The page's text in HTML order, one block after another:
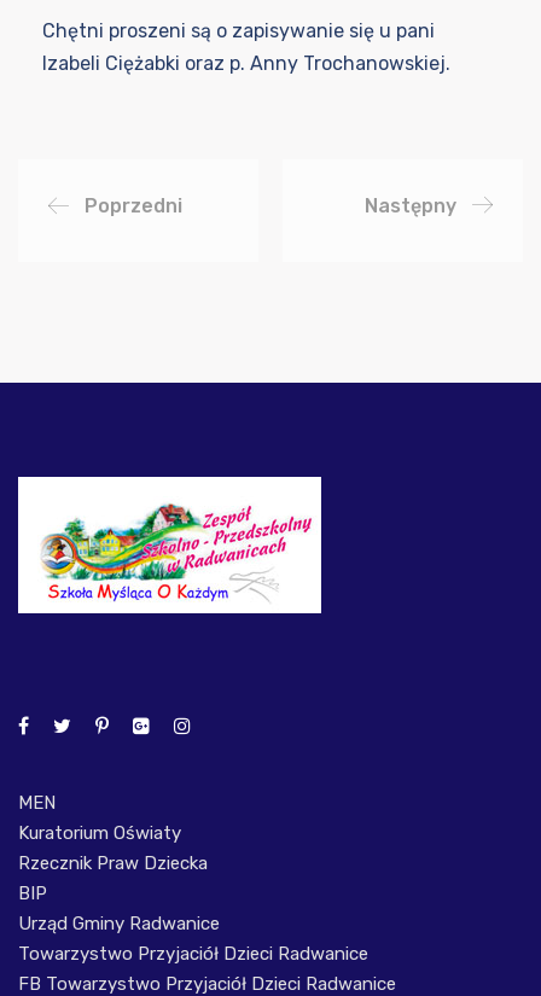
Chętni proszeni są o zapisywanie się u pani
Izabeli Ciężabki oraz p. Anny Trochanowskiej.
Poprzedni Następny
MEN
Kuratorium Oświaty
Rzecznik Praw Dziecka
BIP
Urząd Gminy Radwanice
Towarzystwo Przyjaciół Dzieci Radwanice
FB Towarzystwo Przyjaciół Dzieci Radwanice